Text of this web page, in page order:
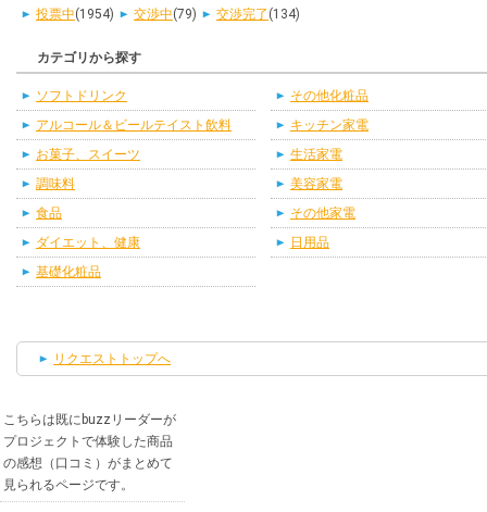
投票中(1954) 交渉中(79) 交渉完了 (134)
カテゴリから探す
ソフトドリンク
アルコール＆ビールテイスト飲料
お菓子、スイーツ
調味料
食品
ダイエット、健康
基礎化粧品
その他化粧品
キッチン家電
生活家電
美容家電
その他家電
日用品
リクエストトップへ
こちらは既にbuzzリーダーが
プロジェクトで体験した商品
の感想（口コミ）がまとめて
見られるページです。